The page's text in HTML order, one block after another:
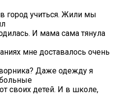
город учиться. Жили мы
И мама сама тянула
мне доставалось очень
Даже одежду я
своих детей. И в школе,